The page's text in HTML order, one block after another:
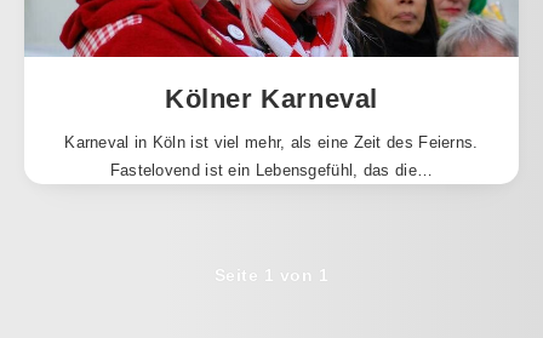
Kölner Karneval
Karneval in Köln ist viel mehr, als eine Zeit des Feierns.
Fastelovend ist ein Lebensgefühl, das die…
Seite 1 von 1